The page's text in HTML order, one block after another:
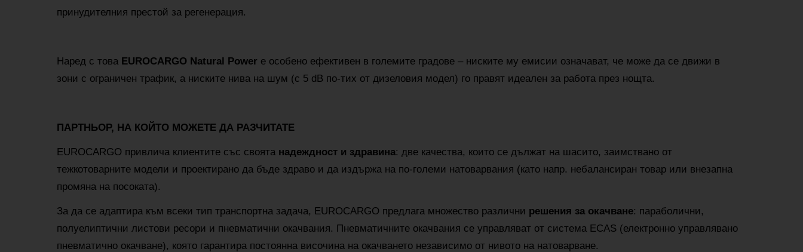
принудителния престой за регенерация.
Наред с това EUROCARGO Natural Power е особено ефективен в големите градове – ниските му емисии означават, че може да се движи в
зони с ограничен трафик, а ниските нива на шум (с 5 dB по-тих от дизеловия модел) го правят идеален за работа през нощта.
ПАРТНЬОР, НА КОЙТО МОЖЕТЕ ДА РАЗЧИТАТЕ
EUROCARGO привлича клиентите със своята надеждност и здравина: две качества, които се дължат на шасито, заимствано от
тежкотоварните модели и проектирано да бъде здраво и да издържа на по-големи натоварвания (като напр. небалансиран товар или внезапна
промяна на посоката).
За да се адаптира към всеки тип транспортна задача, EUROCARGO предлага множество различни решения за окачване: параболични,
полуелиптични листови ресори и пневматични окачвания. Пневматичните окачвания се управляват от система ECAS (електронно управлявано
пневматично окачване), която гарантира постоянна височина на окачването независимо от нивото на натоварване.